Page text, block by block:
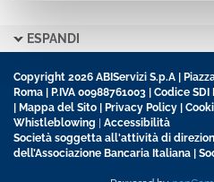
ESPANDI
Copyright 2026 ABIServizi S.p.A |
Roma | P.IVA 00988761003 | Codice SDI
Mappa del Sito Privacy Policy
Whistleblowing
Accessibilità
Società soggetta all'attività di
dell’Associazione Bancaria Italiana |